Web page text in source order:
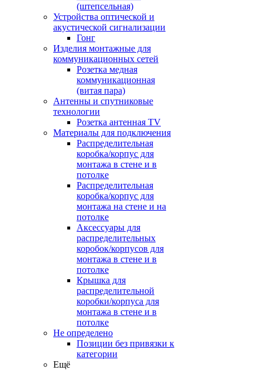
(штепсельная)
Устройства оптической и
акустической сигнализации
Гонг
Изделия монтажные для
коммуникационных сетей
Розетка медная
коммуникационная
(витая пара)
Антенны и спутниковые
технологии
Розетка антенная TV
Материалы для подключения
Распределительная
коробка/корпус для
монтажа в стене и в
потолке
Распределительная
коробка/корпус для
монтажа на стене и на
потолке
Аксессуары для
распределительных
коробок/корпусов для
монтажа в стене и в
потолке
Крышка для
распределительной
коробки/корпуса для
монтажа в стене и в
потолке
Не определено
Позиции без привязки к
категории
Ещё